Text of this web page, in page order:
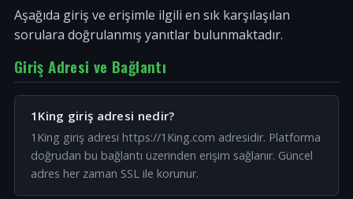
Aşağıda giriş ve erişimle ilgili en sık karşılaşılan
sorulara doğrulanmış yanıtlar bulunmaktadır.
Giriş Adresi ve Bağlantı
1King giriş adresi nedir?
1King giriş adresi https://1King.com adresidir. Platforma
doğrudan bu bağlantı üzerinden erişim sağlanır. Güncel
adres her zaman SSL ile korunur.